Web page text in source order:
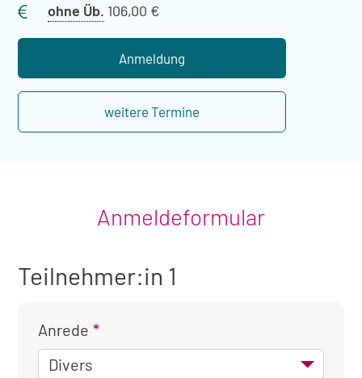
ohne Üb. Preis
Übernachtung
106,00 €
Anmeldung
weitere Termine
Anmeldeformular
Teilnehmer:in 1
Anrede